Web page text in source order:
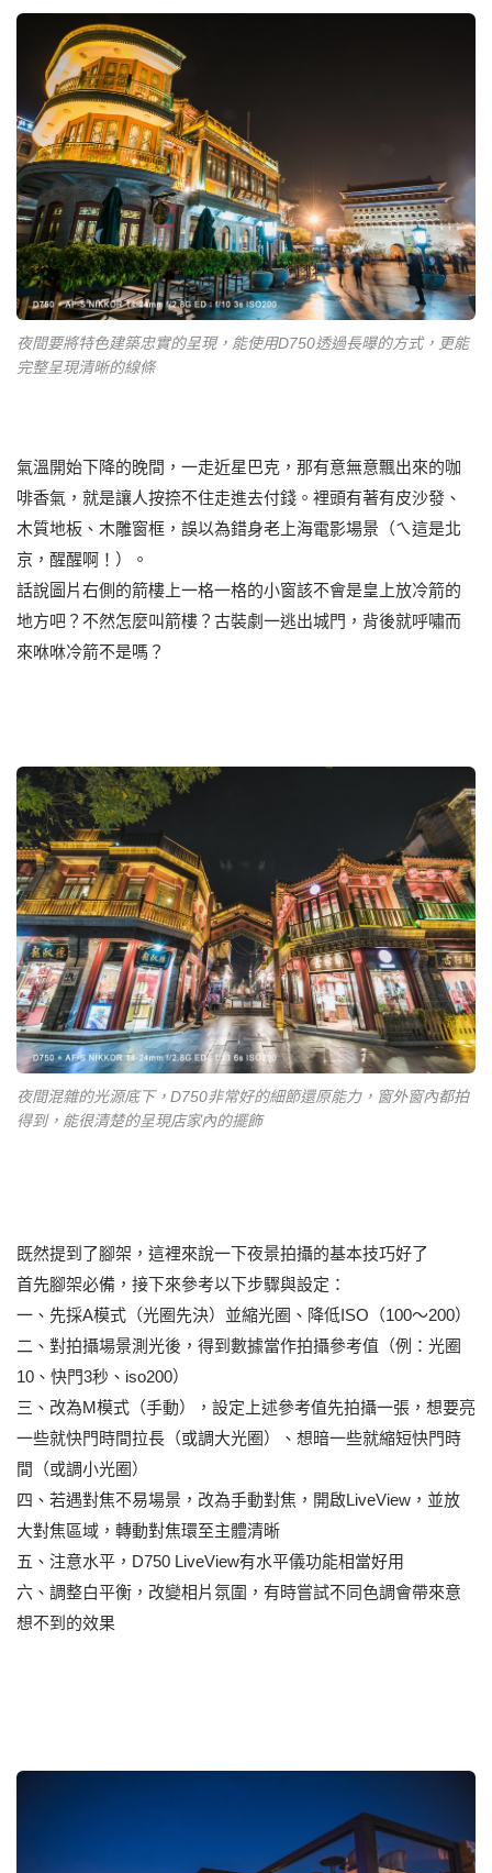
夜間要將特色建築忠實的呈現，能使用D750透過長曝的方式，更能
完整呈現清晰的線條
氣溫開始下降的晚間，一走近星巴克，那有意無意飄出來的咖
啡香氣，就是讓人按捺不住走進去付錢。裡頭有著有皮沙發、
木質地板、木雕窗框，誤以為錯身老上海電影場景（ㄟ這是北
京，醒醒啊！）。
話說圖片右側的箭樓上一格一格的小窗該不會是皇上放冷箭的
地方吧？不然怎麼叫箭樓？古裝劇一逃出城門，背後就呼嘯而
來咻咻冷箭不是嗎？
夜間混雜的光源底下，D750非常好的細節還原能力，窗外窗內都拍
得到，能很清楚的呈現店家內的擺飾
既然提到了腳架，這裡來說一下夜景拍攝的基本技巧好了
首先腳架必備，接下來參考以下步驟與設定：
一、先採A模式（光圈先決）並縮光圈、降低ISO（100～200）
二、對拍攝場景測光後，得到數據當作拍攝參考值（例：光圈
10、快門3秒、iso200）
三、改為M模式（手動），設定上述參考值先拍攝一張，想要亮
一些就快門時間拉長（或調大光圈）、想暗一些就縮短快門時
間（或調小光圈）
四、若遇對焦不易場景，改為手動對焦，開啟LiveView，並放
大對焦區域，轉動對焦環至主體清晰
五、注意水平，D750 LiveView有水平儀功能相當好用
六、調整白平衡，改變相片氛圍，有時嘗試不同色調會帶來意
想不到的效果